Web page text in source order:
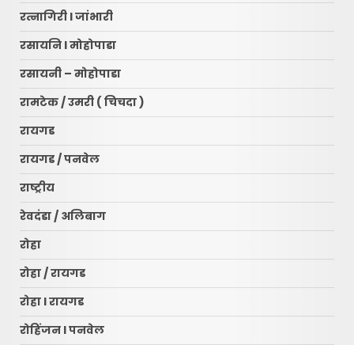
रत्नागिरी l जांभारी
रसायनि l मोहोपाडा
रसायनी – मोहोपाडा
रामटेक / उमरी ( चिचदा )
रायगड
रायगड / पनवेल
राष्ट्रीय
रेवदंडा / अलिबाग
रोहा
रोहा / रायगड
रोहा l रायगड
रोहिंजन l पनवेल